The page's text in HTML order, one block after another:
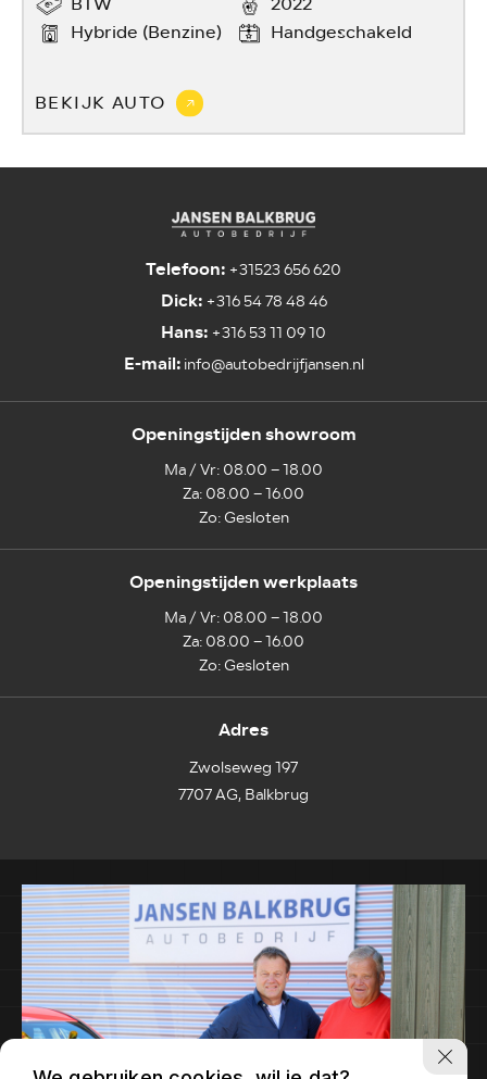
Hybride (Benzine)
Handgeschakeld
BEKIJK AUTO
Telefoon: +31523 656 620
Dick:+316 54 78 48 46
Hans: +316 53 11 09 10
E-mail:info@autobedrijfjansen.nl
Openingstijden showroom
Ma / Vr: 08.00 – 18.00
Za: 08.00 – 16.00
Zo: Gesloten
Openingstijden werkplaats
Ma / Vr: 08.00 – 18.00
Za: 08.00 – 16.00
Zo: Gesloten
Adres
Zwolseweg 197
7707 AG, Balkbrug